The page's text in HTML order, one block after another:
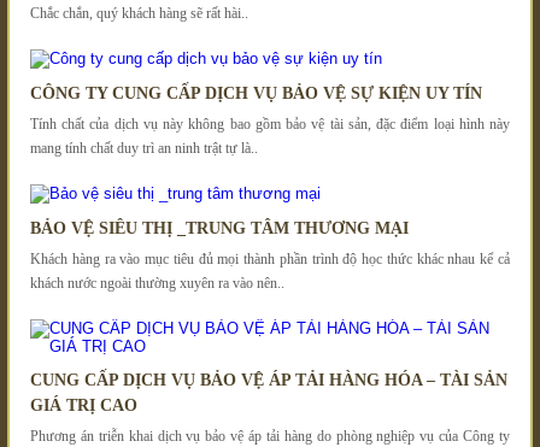
Chắc chắn, quý khách hàng sẽ rất hài..
CÔNG TY CUNG CẤP DỊCH VỤ BẢO VỆ SỰ KIỆN UY TÍN
Tính chất của dịch vụ này không bao gồm bảo vệ tài sản, đặc điểm loại hình này
mang tính chất duy trì an ninh trật tự là..
BẢO VỆ SIÊU THỊ _TRUNG TÂM THƯƠNG MẠI
Khách hàng ra vào mục tiêu đủ mọi thành phần trình độ học thức khác nhau kể cả
khách nước ngoài thường xuyên ra vào nên..
CUNG CẤP DỊCH VỤ BẢO VỆ ÁP TẢI HÀNG HÓA – TÀI SẢN
GIÁ TRỊ CAO
Phương án triễn khai dịch vụ bảo vệ áp tải hàng do phòng nghiệp vụ của Công ty